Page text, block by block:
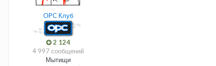
OPC Клуб
2 124
4 997 сообщений
Мытищи